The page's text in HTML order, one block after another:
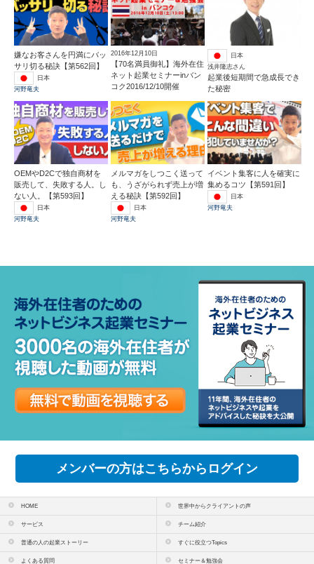
嫌なお客さんを円満にバッ
サリ切る秘訣【第562回】
日本
河野竜夫
2016年12月10日
【70名満員御礼】海外在住
ネット起業セミナーinバン
コク2016/12/10開催
日本
浅井隆志さん
起業後短期間で急成長でき
た秘密
OEMやD2Cで独自商材を
販売して、失敗する人。し
ない人。【第593回】
日本
河野竜夫
メルマガをしつこく送って
も、うざがられず売上が増
える秘訣【第592回】
日本
河野竜夫
イベント集客に人を確実に
集めるコツ【第591回】
日本
河野竜夫
メンバーの方はこちらからログイン
HOME 世界中からクライアントの声
サービス チーム紹介
普通の人の起業ストーリー すぐに役立つTopics
よくある質問 セミナー＆勉強会